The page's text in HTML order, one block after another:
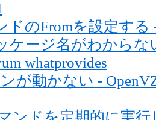
ドのFromを設定する
ケージ名がわから
whatprovides
が動かない -
ンドを定期的に実行